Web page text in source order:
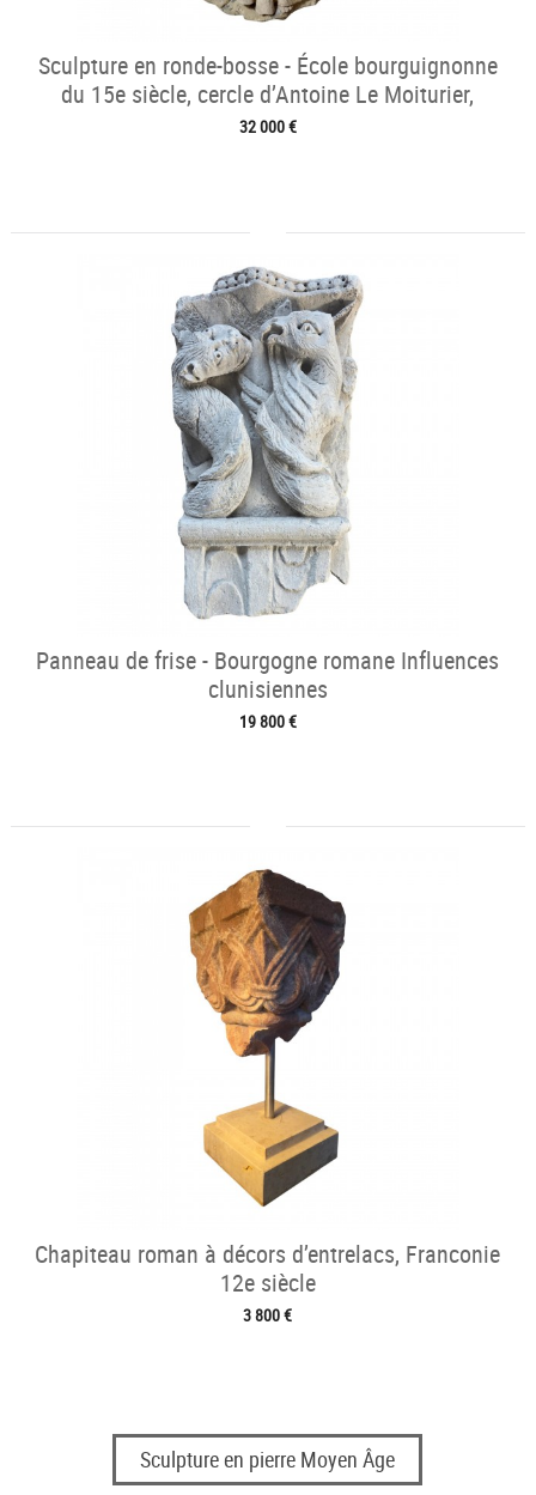
Sculpture en ronde-bosse - École bourguignonne
du 15e siècle, cercle d’Antoine Le Moiturier,
32 000 €
Panneau de frise - Bourgogne romane Influences
clunisiennes
19 800 €
Chapiteau roman à décors d’entrelacs, Franconie
12e siècle
3 800 €
Sculpture en pierre Moyen Âge